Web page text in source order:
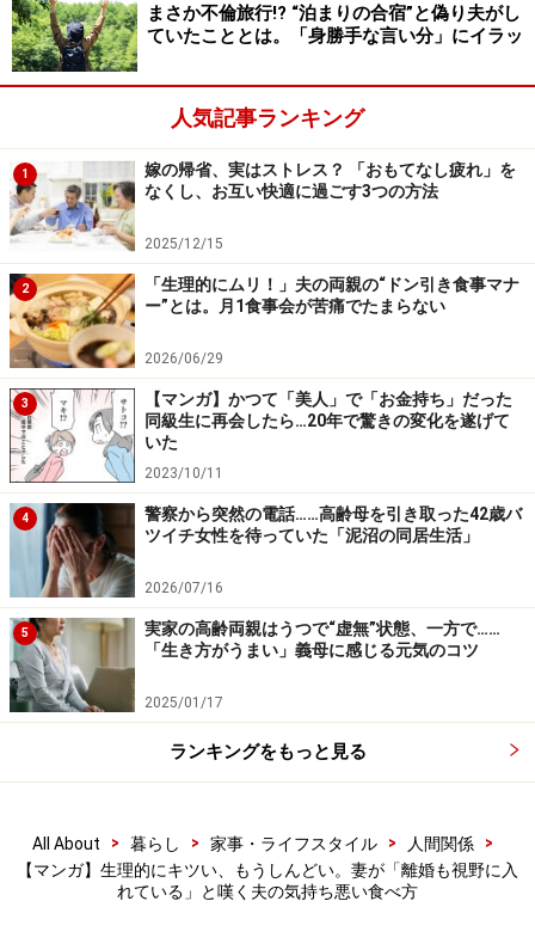
まさか不倫旅行!? “泊まりの合宿”と偽り夫がし
ていたこととは。「身勝手な言い分」にイラッ
人気記事ランキング
1
嫁の帰省、実はストレス？ 「おもてなし疲れ」を
なくし、お互い快適に過ごす3つの方法
2025/12/15
2
「生理的にムリ！」夫の両親の“ドン引き食事マナ
ー”とは。月1食事会が苦痛でたまらない
2026/06/29
3
【マンガ】かつて「美人」で「お金持ち」だった
同級生に再会したら…20年で驚きの変化を遂げて
いた
2023/10/11
4
警察から突然の電話……高齢母を引き取った42歳バ
ツイチ女性を待っていた「泥沼の同居生活」
2026/07/16
5
実家の高齢両親はうつで“虚無”状態、一方で……
「生き方がうまい」義母に感じる元気のコツ
2025/01/17
ランキングをもっと見る
All About > 暮らし > 家事・ライフスタイル > 人間関係
>
【マンガ】生理的にキツい、もうしんどい。妻が「離婚も視野に入
れている」と嘆く夫の気持ち悪い食べ方